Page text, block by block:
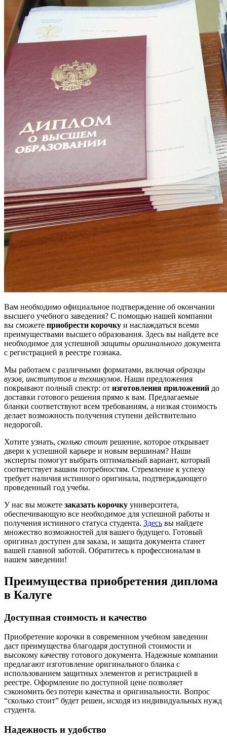
Вам необходимо официальное подтверждение об окончании
высшего учебного заведения? С помощью нашей компании
вы сможете приобрести корочку и наслаждаться всеми
преимуществами высшего образования. Здесь вы найдете все
необходимое для успешнойзащиты оригинального документа
с регистрацией в реестре гознака.
Мы работаем с различными форматами, включая образцы
вузов, институтов и техникумов. Наши предложения
покрывают полный спектр: от изготовления приложений до
доставки готового решения прямо к вам. Предлагаемые
бланки соответствуют всем требованиям, а низкая стоимость
делает возможность получения ступени действительно
недорогой.
Хотите узнать, сколько стоит решение, которое открывает
двери к успешной карьере и новым вершинам? Наши
эксперты помогут выбрать оптимальный вариант, который
соответствует вашим потребностям. Стремление к успеху
требует наличия истинного оригинала, подтверждающего
проведенный год учебы.
У нас вы можете заказать корочку университета,
обеспечивающую все необходимое для успешной работы и
получения истинного статуса студента. Здесь вы найдете
множество возможностей для вашего будущего. Готовый
оригинал доступен для заказа, и защита документа станет
вашей главной заботой. Обратитесь к профессионалам в
нашем заведении!
Преимущества приобретения диплома
в Калуге
Доступная стоимость и качество
Приобретение корочки в современном учебном заведении
даст преимущества благодаря доступной стоимости и
высокому качеству готового документа. Надежные компании
предлагают изготовление оригинального бланка с
использованием защитных элементов и регистрацией в
реестре. Оформление по доступной цене позволяет
сэкономить без потери качества и оригинальности. Вопрос
“сколько стоит” будет решен, исходя из индивидуальных нужд
студента.
Надежность и удобство